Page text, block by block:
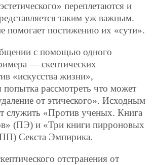
переплетаются и
таким уж важным.
помогает постижению их «сути».
с помощью одного
— скептических
«искусства жизни»,
попытка рассмотреть что может
от этического». Исходным
служить «Против ученых. Книга
(ПЭ) и «Три книги пирроновых
Секста Эмпирика.
отстранения от